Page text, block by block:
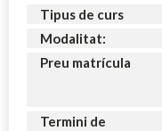
Tipus de curs
Modalitat:
Preu matrícula
Termini de